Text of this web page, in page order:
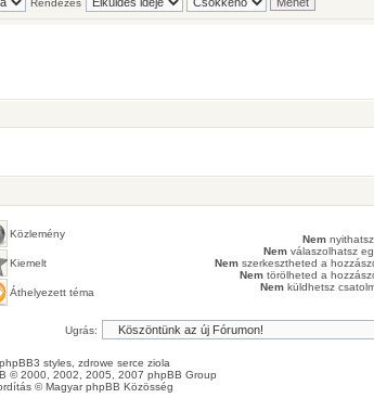
Rendezés
Közlemény
Kiemelt
Áthelyezett téma
Nem
Nem válaszolhatsz
Nem szerkesztheted a
Nem törölheted a
Nem küldhetsz
Ugrás:
phpBB3 styles , zdrowe serce ziola
© 2000, 2002, 2005, 2007 phpBB Group
©Magyar phpBB Közösség